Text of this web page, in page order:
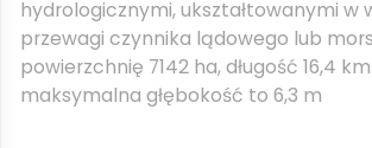
hydrologicznymi, ukształtowanymi w
przewagi czynnika lądowego lub
powierzchnię 7142 ha, długość 16,4
maksymalna głębokość to 6,3 m